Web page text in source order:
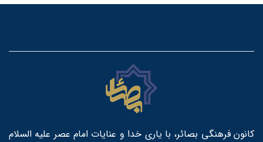
کانون فرهنگی بصائر، با یاری خدا و عنایات امام عصر علیه السلام